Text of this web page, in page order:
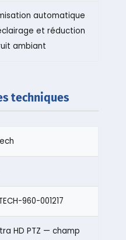
automatique
et réduction
ambiant
techniques
960-001217
HD PTZ — champ